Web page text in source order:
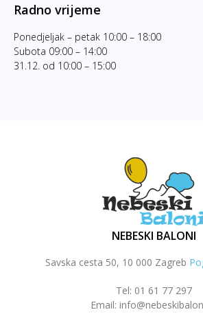
Radno vrijeme
Ponedjeljak – petak 10:00 – 18:00
Subota 09:00 – 14:00
31.12. od 10:00 – 15:00
NEBESKI BALONI
Savska cesta 50, 10 000 Zagreb
Tel: 01 61 77 297
Email: